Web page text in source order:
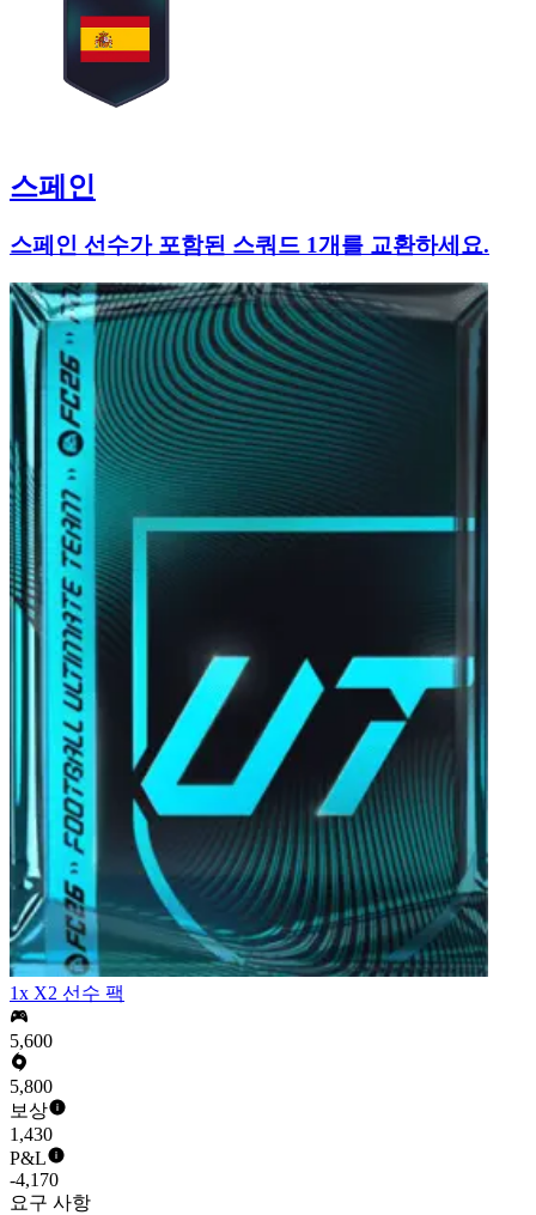
스페인
스페인 선수가 포함된 스쿼드 1개를 교환하세요.
1x X2 선수 팩
5,600
5,800
보상
1,430
P&L
-4,170
요구 사항